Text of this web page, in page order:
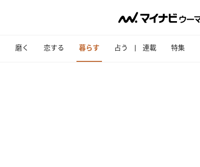
磨く 恋する 暮らす 占う 連載 特集